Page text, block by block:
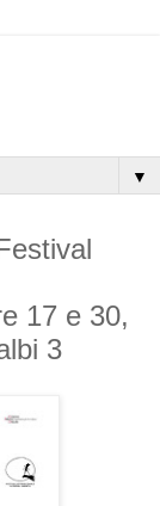
▼
17 e 30,
3